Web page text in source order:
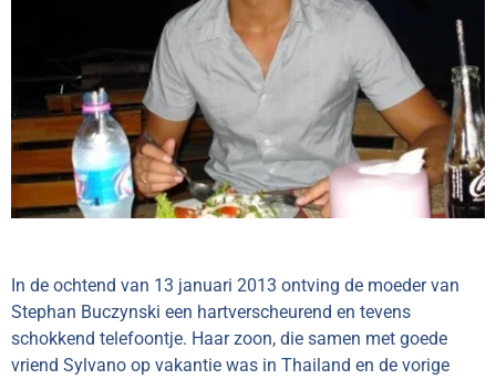
In de ochtend van 13 januari 2013 ontving de moeder van
Stephan Buczynski een hartverscheurend en tevens
schokkend telefoontje. Haar zoon, die samen met goede
vriend Sylvano op vakantie was in Thailand en de vorige